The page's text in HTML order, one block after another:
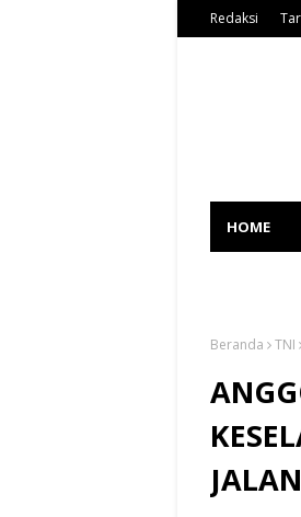
Redaksi
HOME
Beranda TNI
JALAN